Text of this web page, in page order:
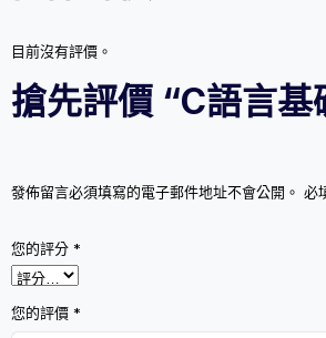
目前沒有評價。
搶先評價 “C語言基
發佈留言必須填寫的電子郵件地址不會公開。 必
您的評分 *
您的評價 *